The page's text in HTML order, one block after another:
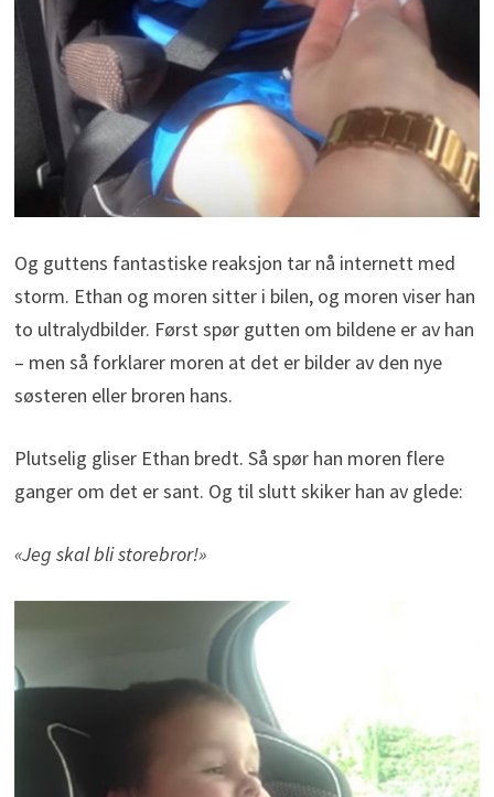
Og guttens fantastiske reaksjon tar nå internett med
storm. Ethan og moren sitter i bilen, og moren viser han
to ultralydbilder. Først spør gutten om bildene er av han
– men så forklarer moren at det er bilder av den nye
søsteren eller broren hans.
Plutselig gliser Ethan bredt. Så spør han moren flere
ganger om det er sant. Og til slutt skiker han av glede:
«Jeg skal bli storebror!»